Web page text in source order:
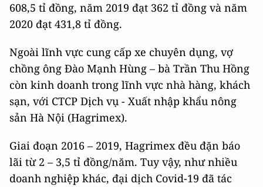
608,5 tỉ đồng, năm 2019 đạt 362 tỉ đồng và năm
2020 đạt 431,8 tỉ đồng.
Ngoài lĩnh vực cung cấp xe chuyên dụng, vợ
chồng ông Đào Mạnh Hùng – bà Trần Thu Hồng
còn kinh doanh trong lĩnh vực nhà hàng, khách
sạn, với CTCP Dịch vụ - Xuất nhập khẩu nông
sản Hà Nội (Hagrimex).
Giai đoạn 2016 – 2019, Hagrimex đều đặn báo
lãi từ 2 – 3,5 tỉ đồng/năm. Tuy vậy, như nhiều
doanh nghiệp khác, đại dịch Covid-19 đã tác